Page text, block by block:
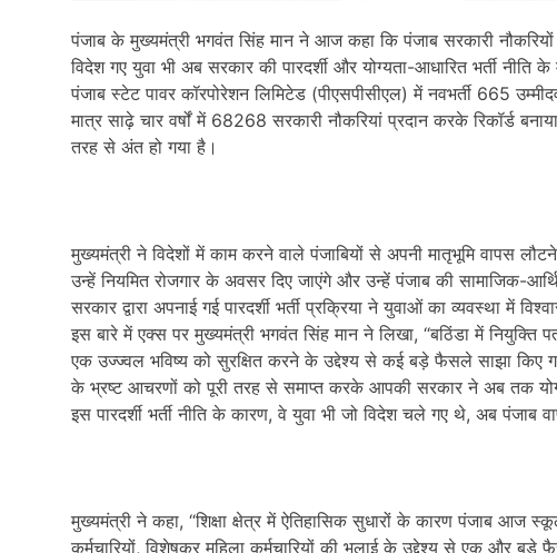
पंजाब के मुख्यमंत्री भगवंत सिंह मान ने आज कहा कि पंजाब सरकारी
विदेश गए युवा भी अब सरकार की पारदर्शी और योग्यता-आधारित भर्ती
पंजाब स्टेट पावर कॉरपोरेशन लिमिटेड (पीएसपीसीएल) में नवभर्ती 665
मात्र साढ़े चार वर्षों में 68268 सरकारी नौकरियां प्रदान करके रिकॉर्ड
तरह से अंत हो गया है।
मुख्यमंत्री ने विदेशों में काम करने वाले पंजाबियों से अपनी मातृभूमि वापस
उन्हें नियमित रोजगार के अवसर दिए जाएंगे और उन्हें पंजाब की सामाजिक-
सरकार द्वारा अपनाई गई पारदर्शी भर्ती प्रक्रिया ने युवाओं का व्यवस्था में
इस बारे में एक्स पर मुख्यमंत्री भगवंत सिंह मान ने लिखा, “बठिंडा में
एक उज्ज्वल भविष्य को सुरक्षित करने के उद्देश्य से कई बड़े फैसले साझा किए
के भ्रष्ट आचरणों को पूरी तरह से समाप्त करके आपकी सरकार ने अब तक
इस पारदर्शी भर्ती नीति के कारण, वे युवा भी जो विदेश चले गए थे, अब पंजाब
मुख्यमंत्री ने कहा, “शिक्षा क्षेत्र में ऐतिहासिक सुधारों के कारण पंजाब आज
कर्मचारियों, विशेषकर महिला कर्मचारियों की भलाई के उद्देश्य से एक और